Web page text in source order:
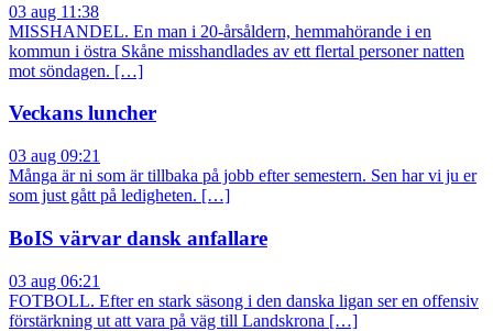
03 aug 11:38
MISSHANDEL. En man i 20-årsåldern, hemmahörande i en
kommun i östra Skåne misshandlades av ett flertal personer natten
mot söndagen. […]
Veckans luncher
03 aug 09:21
Många är ni som är tillbaka på jobb efter semestern. Sen har vi ju er
som just gått på ledigheten. […]
BoIS värvar dansk anfallare
03 aug 06:21
FOTBOLL. Efter en stark säsong i den danska ligan ser en offensiv
förstärkning ut att vara på väg till Landskrona […]